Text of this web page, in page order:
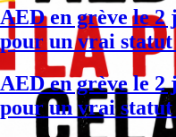
AED en grève le
pour un vrai
AED en grève le
pour un vrai